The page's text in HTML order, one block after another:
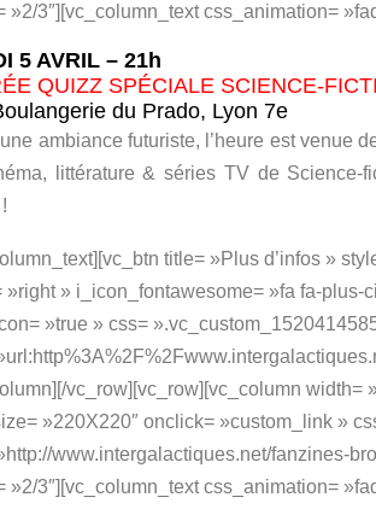
»2/3″][vc_column_text css_animation=
5 AVRIL – 21h
QUIZZ SPÉCIALE SCIENCE-
du Prado, Lyon 7e
ambiance futuriste, l’heure est venue
littérature & séries TV de
title= »Plus d’infos »
»right » i_icon_fontawesome= »fa fa-plus-
»true » css=
vc_row][vc_row][vc_column width=
»220X220″ onclick= »custom_link »
www.intergalactiques.net/fanzines-
»2/3″][vc_column_text css_animation=